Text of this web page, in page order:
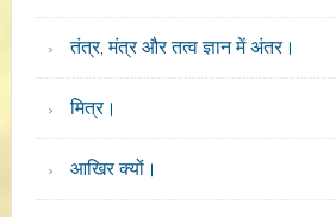
तंत्र, मंत्र और तत्व ज्ञान में अंतर।
मित्र।
आखिर क्यों।